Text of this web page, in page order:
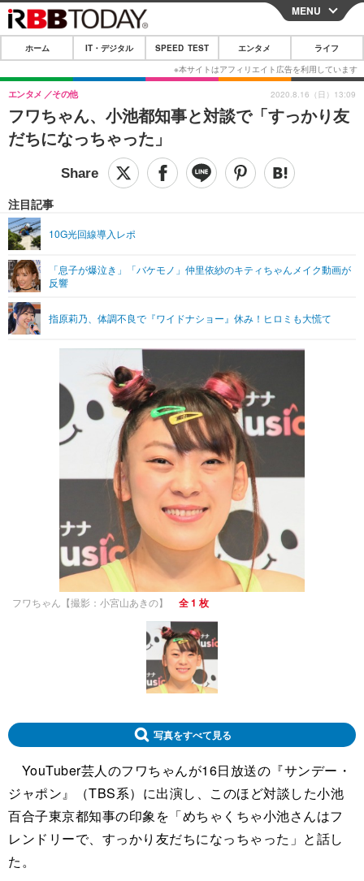
CLOSE
ホーム
IT・デジタル
IT・デジタルTOP スマートフォン
ショッピング その他
SPEED TEST
エンタメTOP 映画・ドラマ
ショッピング その他
ライフTOP
リリース一覧
プッシュ通知の停止方法
MENU
ホーム IT・デジタル SPEED TEST エンタメ ライフ
フワちゃん、小池都知事と対談で「すっかり友
だちになっちゃった」
エンタメ その他
注目記事
10G光回線導入レポ
「息子が爆泣き」「バケモノ」仲里依紗のキティちゃんメイク動画が
反響
指原莉乃、体調不良で『ワイドナショー』休み！ヒロミも大慌て
2020.8.16（日）13:09
フワちゃん【撮影：小宮山あきの】 全 1 枚
写真をすべて見る
YouTuber芸人のフワちゃんが16日放送の『サンデー・
ジャポン』（TBS系）に出演し、このほど対談した小池
百合子東京都知事の印象を「めちゃくちゃ小池さんはフ
レンドリーで、すっかり友だちになっちゃった」と話し
た。